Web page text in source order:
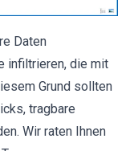
Daten
infiltrieren, die mit
Grund sollten
tragbare
Wir raten Ihnen